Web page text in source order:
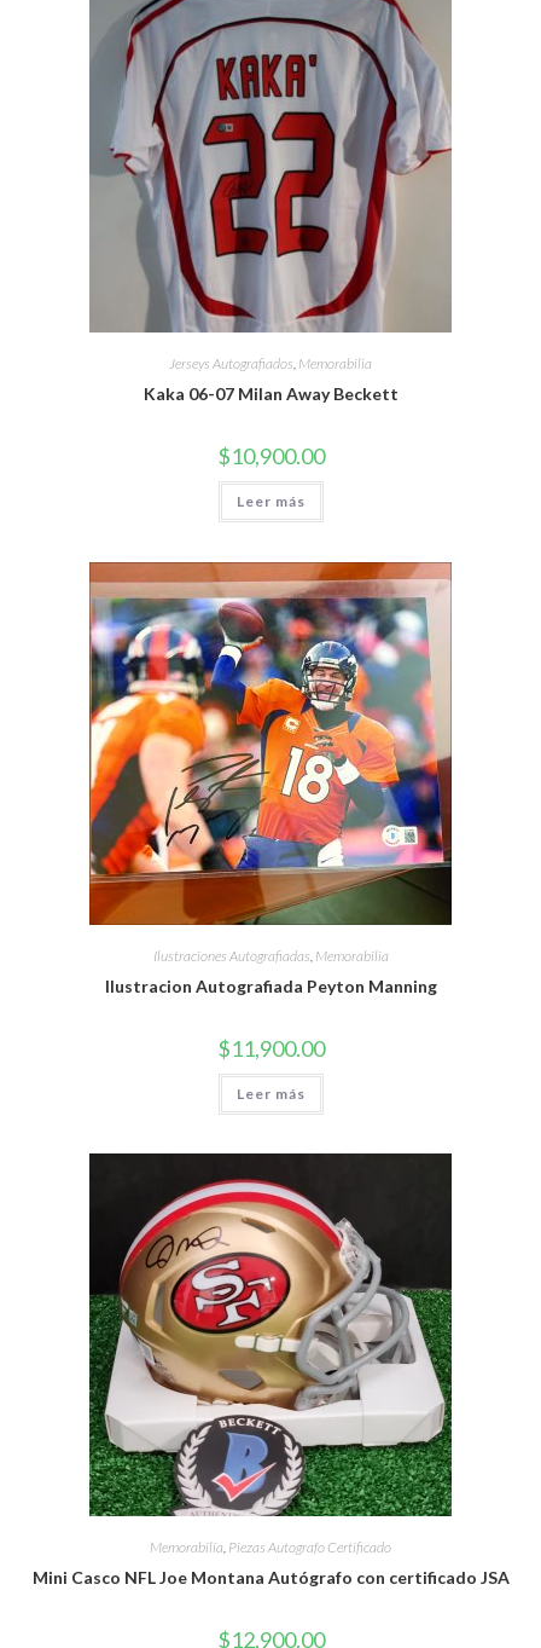
Jerseys Autografiados, Memorabilia
Kaka 06-07 Milan Away Beckett
$10,900.00
Leer más
Ilustraciones Autografiadas Memorabilia
Ilustracion Autografiada Peyton Manning
$11,900.00
Leer más
Memorabilia, Piezas Autografo Certificado
Mini Casco NFL Joe Montana Autógrafo con certificado JSA
$12,900.00